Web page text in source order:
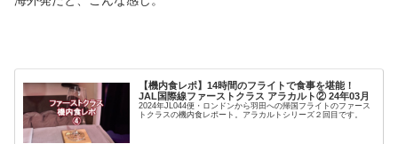
【機内食レポ】14時間のフライトで食事を堪能！
JAL国際線ファーストクラス アラカルト② 24年03月
2024年JL044便・ロンドンから羽田への帰国フライトのファース
トクラスの機内食レポート。アラカルトシリーズ２回目です。